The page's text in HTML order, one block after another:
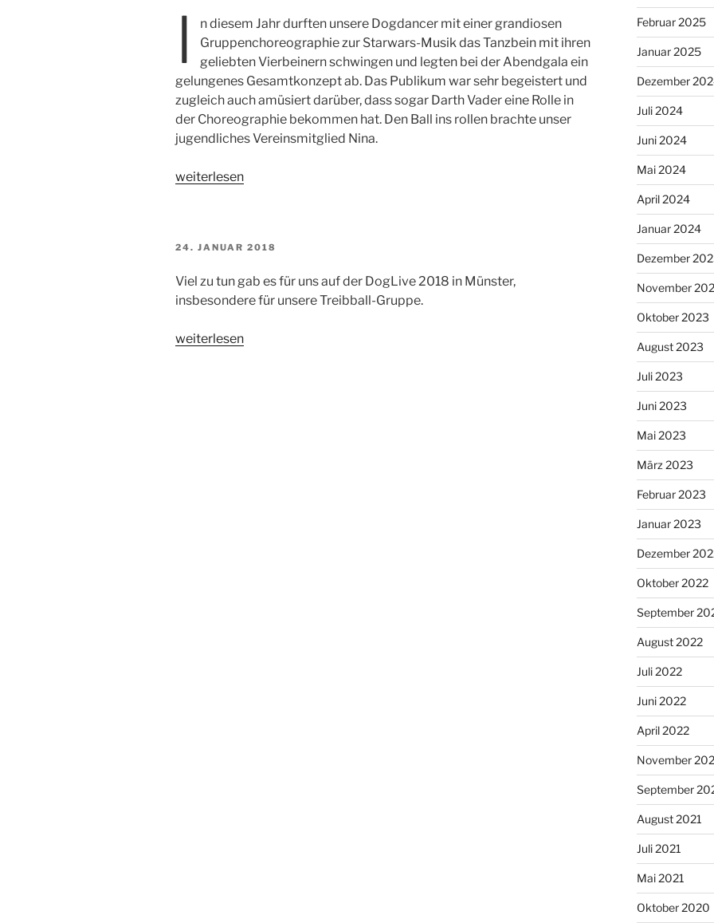
I
n diesem Jahr durften unsere Dogdancer mit einer grandiosen
Gruppenchoreographie zur Starwars-Musik das Tanzbein mit ihren
geliebten Vierbeinern schwingen und legten bei der Abendgala ein
gelungenes Gesamtkonzept ab. Das Publikum war sehr begeistert und
zugleich auch amüsiert darüber, dass sogar Darth Vader eine Rolle in
der Choreographie bekommen hat. Den Ball ins rollen brachte unser
jugendliches Vereinsmitglied Nina.
„Doglive
weiterlesen
VERÖFFENTLICHT
24. JANUAR 2018
Viel zu tun gab es für uns auf der DogLive 2018 in Münster,
insbesondere für unsere Treibball-Gruppe.
„Die
weiterlesen
Februar 2025
Januar 2025
Dezember
Juli 2024
Juni 2024
Mai 2024
April 2024
Januar 2024
Dezember
November
Oktober 2023
August 2023
Juli 2023
Juni 2023
Mai 2023
März 2023
Februar 2023
Januar 2023
Dezember
Oktober 2022
September
August 2022
Juli 2022
Juni 2022
April 2022
November
September
August 2021
Juli 2021
Mai 2021
Oktober 2020